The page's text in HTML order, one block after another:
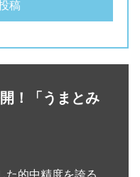
！「うまとみ